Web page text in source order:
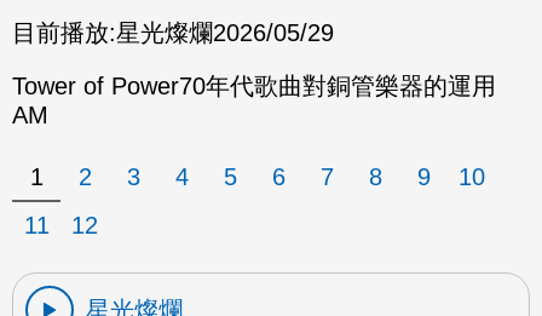
目前播放:星光燦爛2026/05/29
Tower of Power70年代歌曲對銅管樂器的運用
AM
1 2 3 4 5 6 7 8 9
10
11
12
星光燦爛